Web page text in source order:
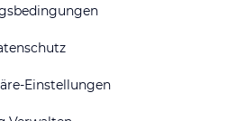
Einstellungen